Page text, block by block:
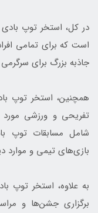
در کل، استخر توپ
است که برای تمامی
جاذبه بزرگ برای
همچنین، استخر توپ
تفریحی و ورزشی مورد
شامل مسابقات توپ
بازی‌های تیمی و موارد
به علاوه، استخر توپ
برگزاری جشن‌ها و